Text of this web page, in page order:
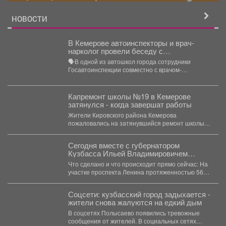
НОВОСТИ
В Кемерове автоинспекторы и врач-
нарколог провели беседу с
начинающими водителями в автошколе.
🗣В одной из автошкол города сотрудники
Госавтоинспекции совместно с врачом-
клинического наркологического диспансера
провели...
Капремонт школы №19 в Кемерове
затянулся - когда завершат работы
Жители Кировского района Кемерова
пожаловались на затянувшийся ремонт школы
Сегодня вместе с губернатором
Кузбасса Ильей Владимировичем
Середюком проверили ход
реконструкции трамвайного маршрута
№10
Что сделано и что происходит прямо сейчас: На
участке проспекта Ленина протяженностью 560
Соцсети: кузбасский город задыхается -
жители снова жалуются на едкий дым
В соцсетях Полысаево появились тревожные
сообщения от жителей. В социальных сетях